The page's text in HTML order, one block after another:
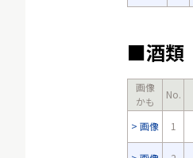
■酒類
画像
かも
No.
画像 1